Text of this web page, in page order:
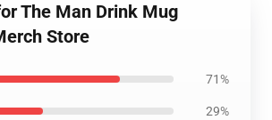
The Man Drink Mug
Store
71%
29%